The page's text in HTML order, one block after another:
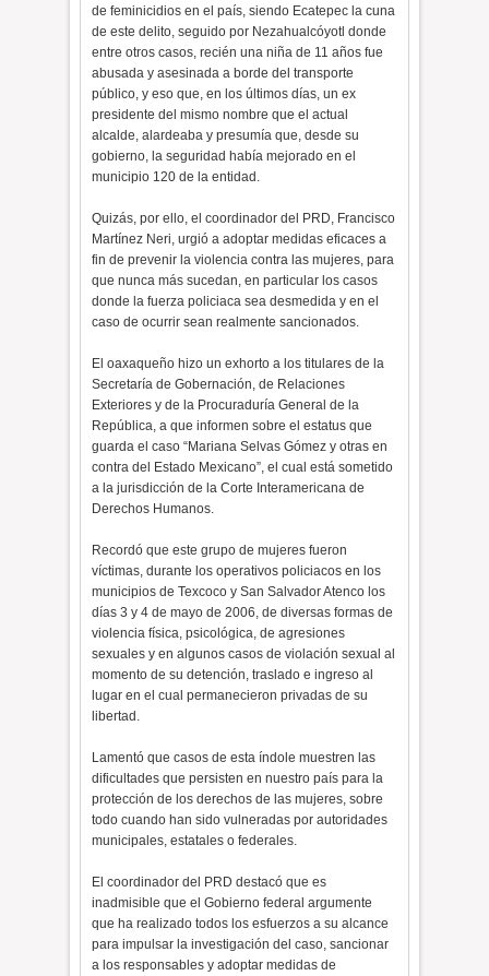
de feminicidios en el país, siendo Ecatepec la cuna
de este delito, seguido por Nezahualcóyotl donde
entre otros casos, recién una niña de 11 años fue
abusada y asesinada a borde del transporte
público, y eso que, en los últimos días, un ex
presidente del mismo nombre que el actual
alcalde, alardeaba y presumía que, desde su
gobierno, la seguridad había mejorado en el
municipio 120 de la entidad.
Quizás, por ello, el coordinador del PRD, Francisco
Martínez Neri, urgió a adoptar medidas eficaces a
fin de prevenir la violencia contra las mujeres, para
que nunca más sucedan, en particular los casos
donde la fuerza policiaca sea desmedida y en el
caso de ocurrir sean realmente sancionados.
El oaxaqueño hizo un exhorto a los titulares de la
Secretaría de Gobernación, de Relaciones
Exteriores y de la Procuraduría General de la
República, a que informen sobre el estatus que
guarda el caso “Mariana Selvas Gómez y otras en
contra del Estado Mexicano”, el cual está sometido
a la jurisdicción de la Corte Interamericana de
Derechos Humanos.
Recordó que este grupo de mujeres fueron
víctimas, durante los operativos policiacos en los
municipios de Texcoco y San Salvador Atenco los
días 3 y 4 de mayo de 2006, de diversas formas de
violencia física, psicológica, de agresiones
sexuales y en algunos casos de violación sexual al
momento de su detención, traslado e ingreso al
lugar en el cual permanecieron privadas de su
libertad.
Lamentó que casos de esta índole muestren las
dificultades que persisten en nuestro país para la
protección de los derechos de las mujeres, sobre
todo cuando han sido vulneradas por autoridades
municipales, estatales o federales.
El coordinador del PRD destacó que es
inadmisible que el Gobierno federal argumente
que ha realizado todos los esfuerzos a su alcance
para impulsar la investigación del caso, sancionar
a los responsables y adoptar medidas de